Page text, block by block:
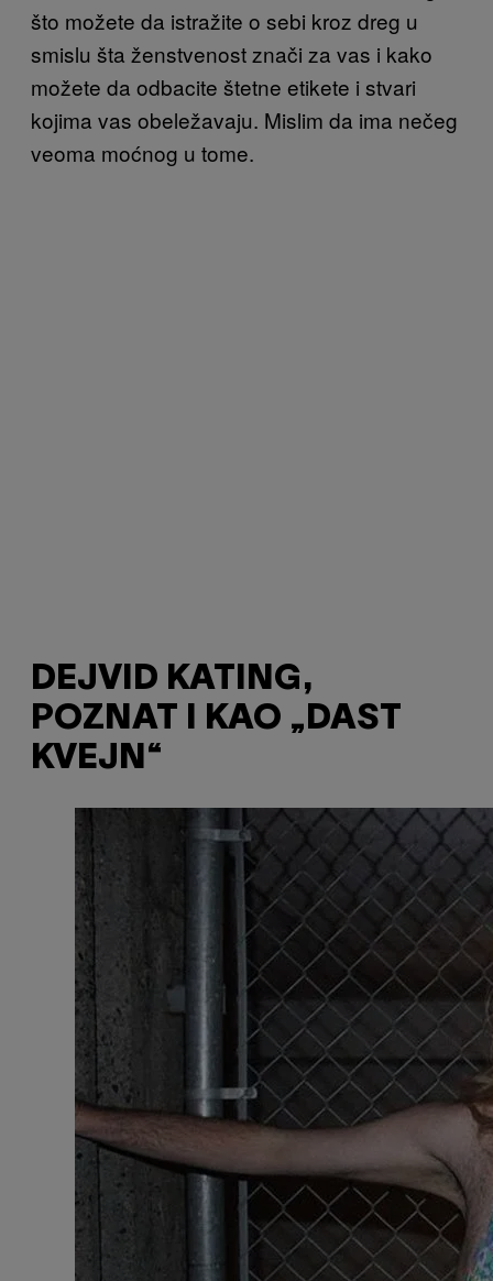
što možete da istražite o sebi kroz dreg u
smislu šta ženstvenost znači za vas i kako
možete da odbacite štetne etikete i stvari
kojima vas obeležavaju. Mislim da ima nečeg
veoma moćnog u tome.
DEJVID KATING,
POZNAT I KAO „DAST
KVEJN“